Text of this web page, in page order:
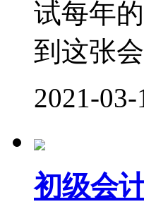
试每年
到这张
2021-03-
初级会